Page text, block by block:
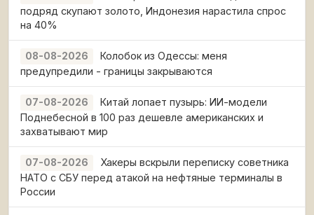
подряд скупают золото, Индонезия нарастила спрос
на 40%
08-08-2026
Колобок из Одессы: меня
предупредили - границы закрываются
07-08-2026
Китай лопает пузырь: ИИ-модели
Поднебесной в 100 раз дешевле американских и
захватывают мир
07-08-2026
Хакеры вскрыли переписку советника
НАТО с СБУ перед атакой на нефтяные терминалы в
России